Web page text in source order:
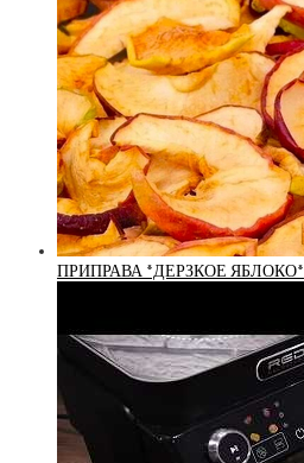
ПРИПРАВА *ДЕРЗКОЕ ЯБЛОКО*